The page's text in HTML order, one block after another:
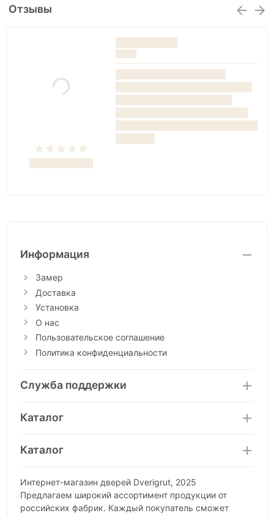
Отзывы
Информация
Замер
Доставка
Установка
О нас
Пользовательское соглашение
Политика конфиденциальности
Служба поддержки
Каталог
Каталог
Интернет-магазин дверей Dverigrut, 2025
Предлагаем широкий ассортимент продукции от
российских фабрик. Каждый покупатель сможет